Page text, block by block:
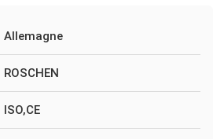
Allemagne
ROSCHEN
ISO,CE